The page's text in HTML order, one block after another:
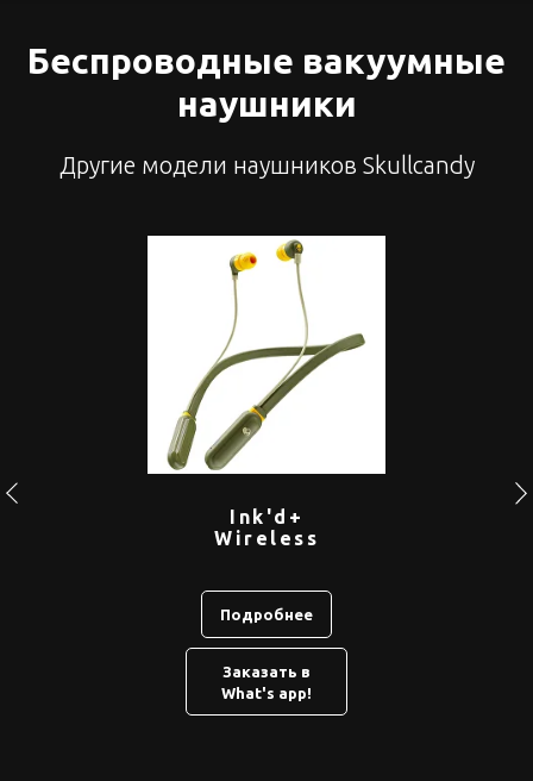
Беспроводные вакуумные
наушники
Другие модели наушников Skullcandy
Ink'd+
Wireless
Подробнее
Заказать в
What's app!